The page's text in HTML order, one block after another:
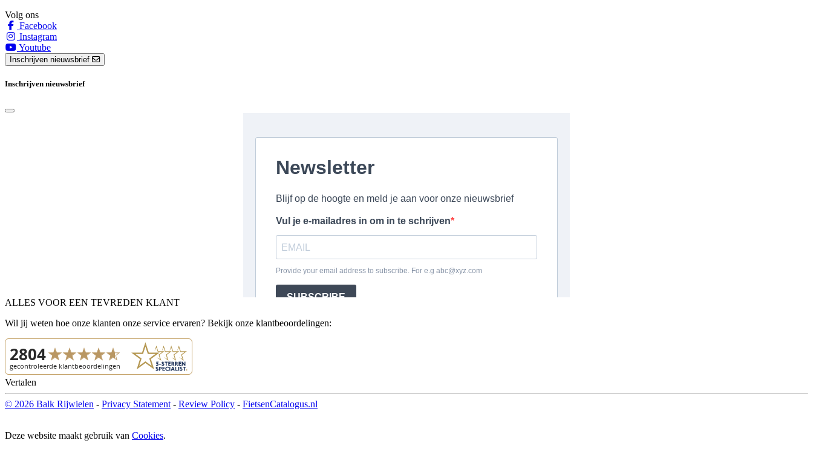
Volg ons
Facebook
Instagram
Youtube
Inschrijven nieuwsbrief
Inschrijven nieuwsbrief
ALLES VOOR EEN TEVREDEN KLANT
Wil jij weten hoe onze klanten onze service ervaren? Bekijk onze klantbeoordelingen:
Vertalen
© 2026 Balk Rijwielen - Privacy Statement - Review Policy - FietsenCatalogus.nl
Deze website maakt gebruik van Cookies.